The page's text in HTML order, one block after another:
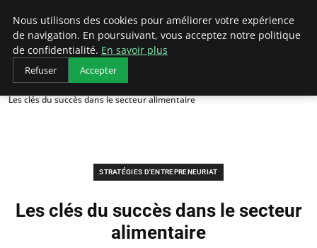
LECFCM
Accueil
Stratégies d'entrepreneuriat
Les clés du succès dans le secteur alimentaire
STRATÉGIES D'ENTREPRENEURIAT
Les clés du succès dans le secteur
alimentaire
Nous utilisons des cookies pour améliorer votre expérience
de navigation. En poursuivant, vous acceptez notre politique
de confidentialité. En savoir plus
Refuser Accepter